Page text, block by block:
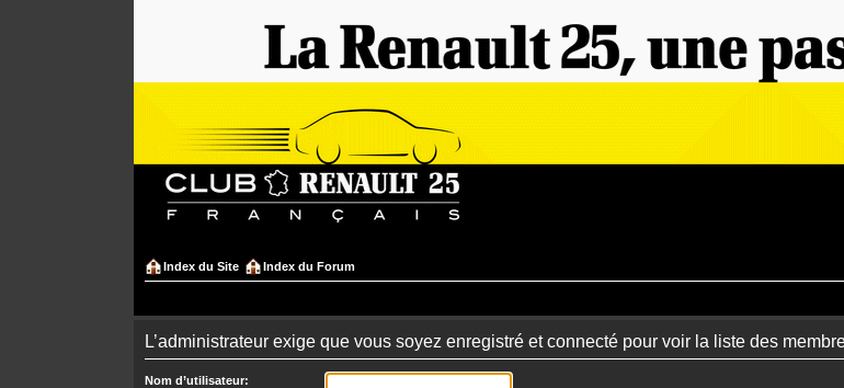
Index du Site Index du Forum
L’administrateur exige que vous soyez enregistré et connecté pour voir la liste des
Nom d’utilisateur: